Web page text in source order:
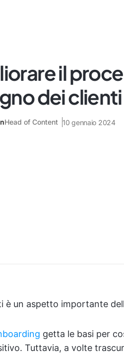
il
dei clienti
Head of Content 10 gennaio 2024
è un aspetto importante
getta le basi per
Tuttavia, a volte